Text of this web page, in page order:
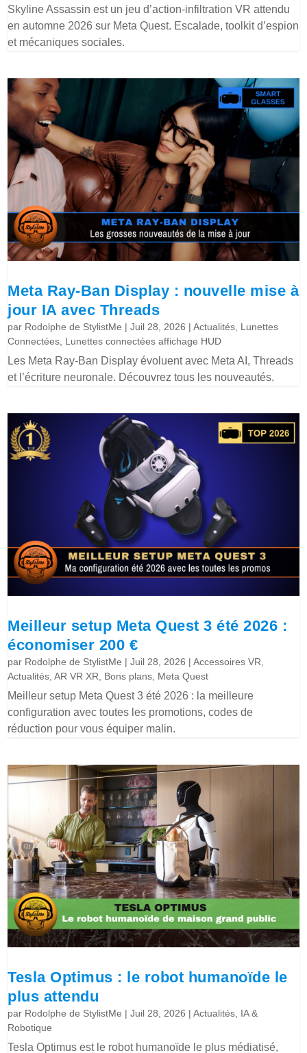
Skyline Assassin est un jeu d’action-infiltration VR attendu
en automne 2026 sur Meta Quest. Escalade, toolkit d’espion
et mécaniques sociales.
Meta Ray-Ban Display : nouvelle mise à
jour IA avec Threads
par Rodolphe de StylistMe |Juil 28, 2026 |Actualités Lunettes
Connectées Lunettes connectées affichage HUD
Les Meta Ray-Ban Display évoluent avec Meta AI, Threads
et l’écriture neuronale. Découvrez tous les nouveautés.
Meilleur setup Meta Quest 3 été 2026 :
économiser 200 €
par Rodolphe de StylistMe |Juil 28, 2026 |Accessoires VR
Actualités ,AR VR XR Bons plans Meta Quest
Meilleur setup Meta Quest 3 été 2026 : la meilleure
configuration avec toutes les promotions, codes de
réduction pour vous équiper malin.
Tesla Optimus : le robot humanoïde le
plus attendu
par Rodolphe de StylistMe |Juil 28, 2026 |Actualités IA &
Robotique
Tesla Optimus est le robot humanoïde le plus médiatisé,